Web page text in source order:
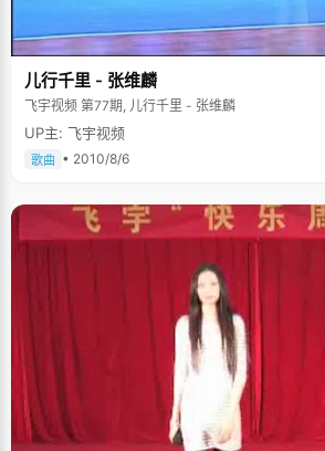
儿行千里 - 张维麟
飞宇视频 第77期, 儿行千里 - 张维麟
UP主: 飞宇视频
歌曲 • 2010/8/6